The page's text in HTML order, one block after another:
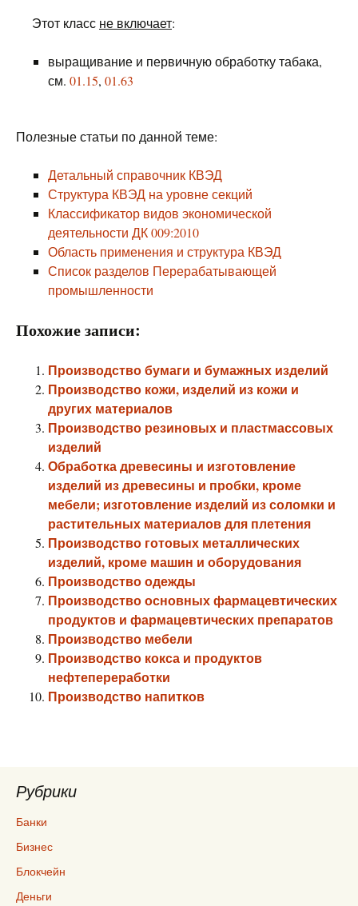
Этот класс не включает:
выращивание и первичную обработку табака,
см. 01.15, 01.63
Полезные статьи по данной теме:
Детальный справочник КВЭД
Структура КВЭД на уровне секций
Классификатор видов экономической
деятельности ДК 009:2010
Область применения и структура КВЭД
Список разделов Перерабатывающей
промышленности
Похожие записи:
Производство бумаги и бумажных изделий
Производство кожи, изделий из кожи и
других материалов
Производство резиновых и пластмассовых
изделий
Обработка древесины и изготовление
изделий из древесины и пробки, кроме
мебели; изготовление изделий из соломки и
растительных материалов для плетения
Производство готовых металлических
изделий, кроме машин и оборудования
Производство одежды
Производство основных фармацевтических
продуктов и фармацевтических препаратов
Производство мебели
Производство кокса и продуктов
нефтепереработки
Производство напитков
Рубрики
Банки
Бизнес
Блокчейн
Деньги